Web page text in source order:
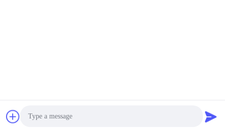
Shenzhen Jane Cheng Development Co., Limited